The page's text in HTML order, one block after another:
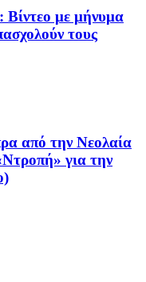
Βίντεο με μήνυμα
τους
από την Νεολαία
για την